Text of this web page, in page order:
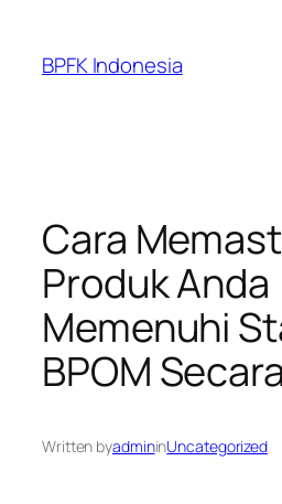
content
BPFK Indonesia
Cara
Produk Anda
Memenuhi
BPOM
Written byadmininUncategorized